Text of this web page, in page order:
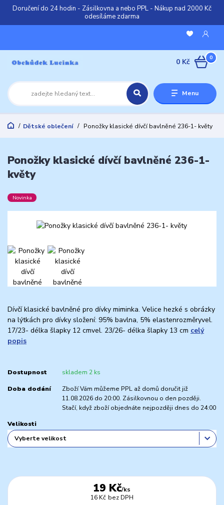
Doručení do 24 hodin - Zásilkovna a nebo PPL - Nákup nad 2000 Kč
odesíláme zdarma
Menu
0
0 Kč
Dětské oblečení Ponožky klasické dívčí bavlněné 236-1- květy
Ponožky klasické dívčí bavlněné 236-1-
květy
Novinka
Dívčí klasické bavlněné pro dívky miminka. Velice hezké s obrázky
na lýtkách pro dívky složení: 95% bavlna, 5% elastenrozměryvel.
17/23- délka šlapky 12 cmvel. 23/26- délka šlapky 13 cm celý
popis
Dostupnost skladem 2 ks
Doba dodání
Zboží Vám můžeme PPL až domů doručit již
11.08.2026 do 20:00. Zásilkovnou o den později.
Stačí, když zboží objednáte nejpozději dnes do 24:00
Velikosti
19 Kč/ks
16 Kč bez DPH